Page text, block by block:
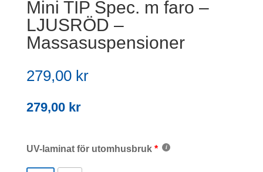
Mini TIP Spec. m faro –
LJUSRÖD –
Massasuspensioner
279,00 kr
279,00 kr
UV-laminat för utomhusbruk